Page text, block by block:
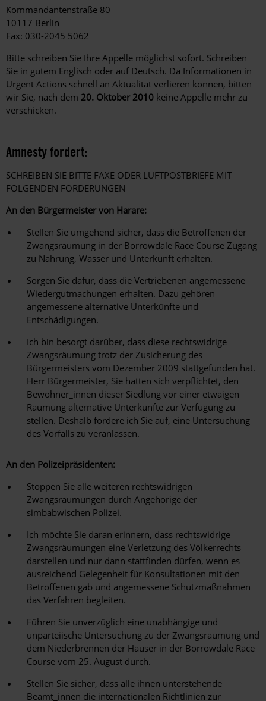
Kommandantenstraße 80
10117 Berlin
Fax: 030-2045 5062
Bitte schreiben Sie Ihre Appelle möglichst sofort. Schreiben
Sie in gutem Englisch oder auf Deutsch. Da Informationen in
Urgent Actions schnell an Aktualität verlieren können, bitten
wir Sie, nach dem 20. Oktober 2010 keine Appelle mehr zu
verschicken.
Amnesty fordert:
SCHREIBEN SIE BITTE FAXE ODER LUFTPOSTBRIEFE MIT
FOLGENDEN FORDERUNGEN
An den Bürgermeister von Harare:
Stellen Sie umgehend sicher, dass die Betroffenen der
Zwangsräumung in der Borrowdale Race Course Zugang
zu Nahrung, Wasser und Unterkunft erhalten.
Sorgen Sie dafür, dass die Vertriebenen angemessene
Wiedergutmachungen erhalten. Dazu gehören
angemessene alternative Unterkünfte und
Entschädigungen.
Ich bin besorgt darüber, dass diese rechtswidrige
Zwangsräumung trotz der Zusicherung des
Bürgermeisters vom Dezember 2009 stattgefunden hat.
Herr Bürgermeister, Sie hatten sich verpflichtet, den
Bewohner_innen dieser Siedlung vor einer etwaigen
Räumung alternative Unterkünfte zur Verfügung zu
stellen. Deshalb fordere ich Sie auf, eine Untersuchung
des Vorfalls zu veranlassen.
An den Polizeipräsidenten:
Stoppen Sie alle weiteren rechtswidrigen
Zwangsräumungen durch Angehörige der
simbabwischen Polizei.
Ich möchte Sie daran erinnern, dass rechtswidrige
Zwangsräumungen eine Verletzung des Völkerrechts
darstellen und nur dann stattfinden dürfen, wenn es
ausreichend Gelegenheit für Konsultationen mit den
Betroffenen gab und angemessene Schutzmaßnahmen
das Verfahren begleiten.
Führen Sie unverzüglich eine unabhängige und
unparteiische Untersuchung zu der Zwangsräumung und
dem Niederbrennen der Häuser in der Borrowdale Race
Course vom 25. August durch.
Stellen Sie sicher, dass alle ihnen unterstehende
Beamt_innen die internationalen Richtlinien zur